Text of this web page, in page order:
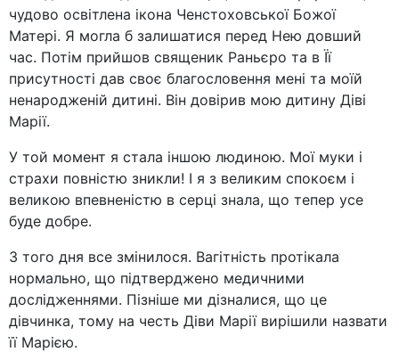
чудово освітлена ікона Ченстоховської Божої
Матері. Я могла б залишатися перед Нею довший
час. Потім прийшов священик Раньєро та в Її
присутності дав своє благословення мені та моїй
ненародженій дитині. Він довірив мою дитину Діві
Марії.
У той момент я стала іншою людиною. Мої муки і
страхи повністю зникли! І я з великим спокоєм і
великою впевненістю в серці знала, що тепер усе
буде добре.
З того дня все змінилося. Вагітність протікала
нормально, що підтверджено медичними
дослідженнями. Пізніше ми дізналися, що це
дівчинка, тому на честь Діви Марії вирішили назвати
її Марією.